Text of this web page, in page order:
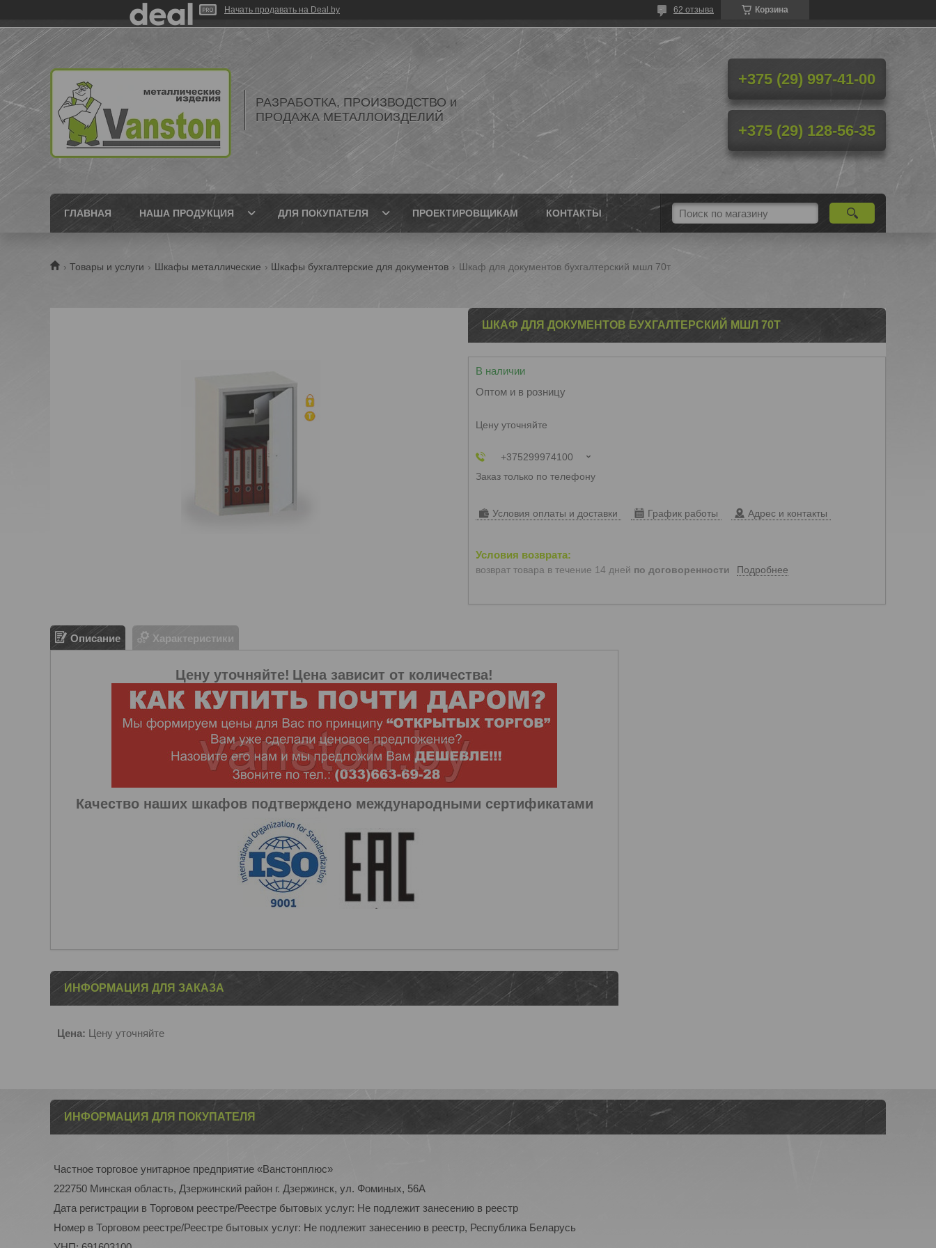
Начать продавать на Deal.by Корзина
62 отзыва
РАЗРАБОТКА, ПРОИЗВОДСТВО и
ПРОДАЖА МЕТАЛЛОИЗДЕЛИЙ
+375 (29) 997-41-00
+375 (29) 128-56-35
ГЛАВНАЯ НАША ПРОДУКЦИЯ ДЛЯ ПОКУПАТЕЛЯ ПРОЕКТИРОВЩИКАМ КОНТАКТЫ
Товары и услуги Шкафы металлические Шкафы бухгалтерские для документов Шкаф для документов бухгалтерский мшл 70т
ШКАФ ДЛЯ ДОКУМЕНТОВ БУХГАЛТЕРСКИЙ МШЛ 70Т
В наличии
Оптом и в розницу
Цену уточняйте
+375299974100
Заказ только по телефону
Условия оплаты и доставки График работы Адрес и контакты
возврат товара в течение 14 дней по договоренности Подробнее
Описание Характеристики
Цену уточняйте! Цена зависит от количества!
Качество наших шкафов подтверждено международными сертификатами
ИНФОРМАЦИЯ ДЛЯ ЗАКАЗА
Цена: Цену уточняйте
ИНФОРМАЦИЯ ДЛЯ ПОКУПАТЕЛЯ
Частное торговое унитарное предприятие «Ванстонплюс»
222750 Минская область, Дзержинский район г. Дзержинск, ул. Фоминых, 56А
Дата регистрации в Торговом реестре/Реестре бытовых услуг: Не подлежит занесению в реестр
Номер в Торговом реестре/Реестре бытовых услуг: Не подлежит занесению в реестр, Республика Беларусь